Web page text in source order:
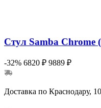
Стул Samba Chrome
-32% 6820 ₽ 9889 ₽
Доставка по Краснодару,